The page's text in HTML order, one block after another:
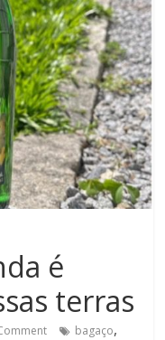
é
terras
bagaço,